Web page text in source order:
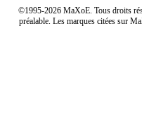
©1995-2026 MaXoE. Tous droits
préalable. Les marques citées sur